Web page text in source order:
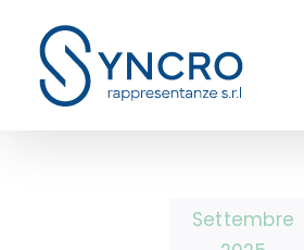
content
Settembre